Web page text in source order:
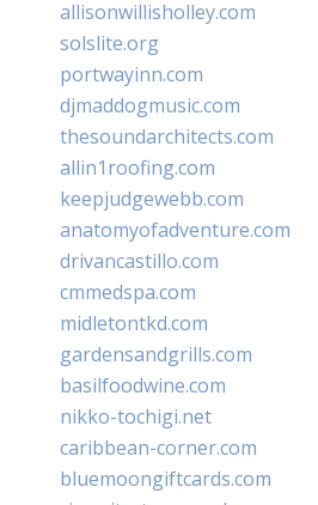
allisonwillisholley.com
solslite.org
portwayinn.com
djmaddogmusic.com
thesoundarchitects.com
allin1roofing.com
keepjudgewebb.com
anatomyofadventure.com
drivancastillo.com
cmmedspa.com
midletontkd.com
gardensandgrills.com
basilfoodwine.com
nikko-tochigi.net
caribbean-corner.com
bluemoongiftcards.com